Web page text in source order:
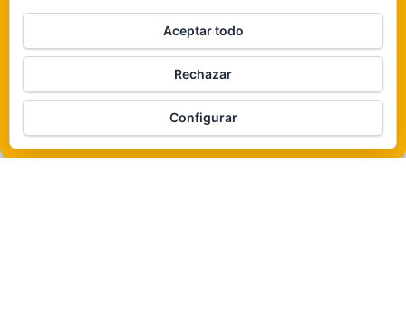
De ninguna manera
Veámos que hay aquí
Política de cookies
WordPress |Tema:
Aceptar todo
Rechazar
Configurar